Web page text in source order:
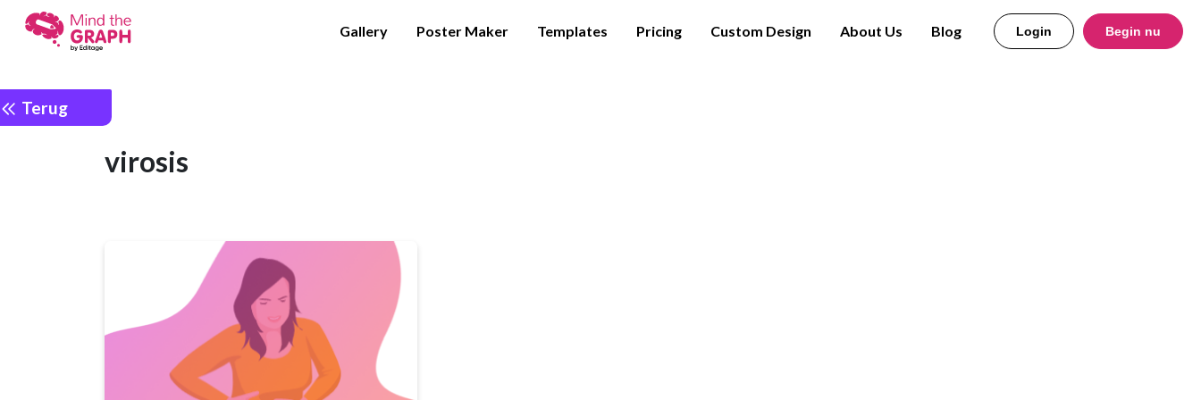
Gallery Poster Maker Templates Pricing Custom Design About Us Blog Login Begin nu
Terug
virosis